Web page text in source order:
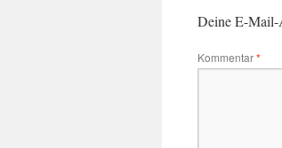
Deine E-Mail-
Kommentar*